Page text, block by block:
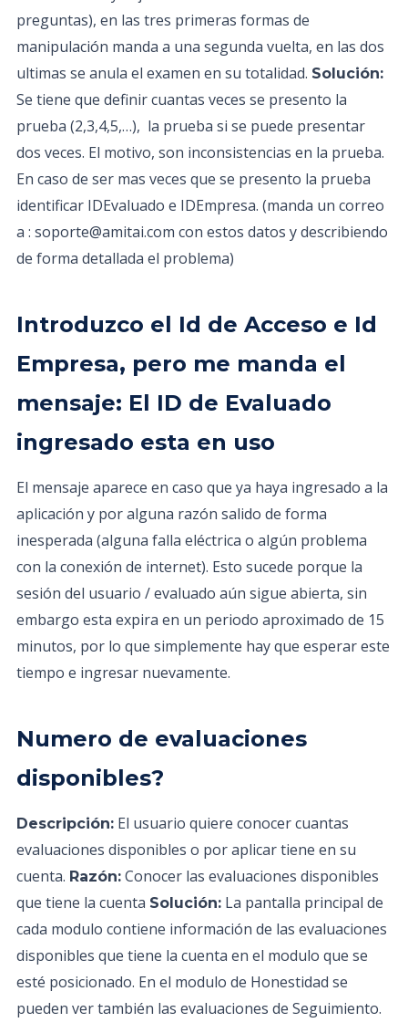
preguntas), en las tres primeras formas de
manipulación manda a una segunda vuelta, en las dos
ultimas se anula el examen en su totalidad. Solución:
Se tiene que definir cuantas veces se presento la
prueba (2,3,4,5,…), la prueba si se puede presentar
dos veces. El motivo, son inconsistencias en la prueba.
En caso de ser mas veces que se presento la prueba
identificar IDEvaluado e IDEmpresa. (manda un correo
a : soporte@amitai.com con estos datos y describiendo
de forma detallada el problema)
Introduzco el Id de Acceso e Id
Empresa, pero me manda el
mensaje: El ID de Evaluado
ingresado esta en uso
El mensaje aparece en caso que ya haya ingresado a la
aplicación y por alguna razón salido de forma
inesperada (alguna falla eléctrica o algún problema
con la conexión de internet). Esto sucede porque la
sesión del usuario / evaluado aún sigue abierta, sin
embargo esta expira en un periodo aproximado de 15
minutos, por lo que simplemente hay que esperar este
tiempo e ingresar nuevamente.
Numero de evaluaciones
disponibles?
Descripción: El usuario quiere conocer cuantas
evaluaciones disponibles o por aplicar tiene en su
cuenta. Razón: Conocer las evaluaciones disponibles
que tiene la cuenta Solución: La pantalla principal de
cada modulo contiene información de las evaluaciones
disponibles que tiene la cuenta en el modulo que se
esté posicionado. En el modulo de Honestidad se
pueden ver también las evaluaciones de Seguimiento.